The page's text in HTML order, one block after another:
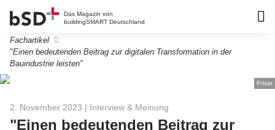
Das Magazin von
buildingSMART Deutschland
Fachartikel
"Einen bedeutenden Beitrag zur digitalen Transformation in der
Bauindustrie leisten"
Privat
2. November 2023 | Interview & Meinung
"Einen bedeutenden Beitrag zur